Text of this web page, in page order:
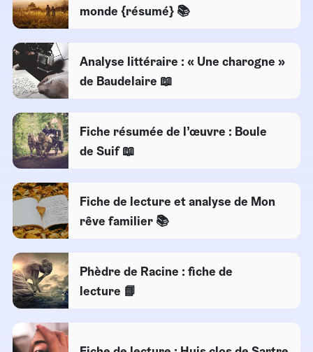
monde {résumé} 📚
Analyse littéraire : « Une charogne »
de Baudelaire 📖
Fiche résumée de l’œuvre : Boule
de Suif 📖
Fiche de lecture et analyse de Mon
rêve familier 📚
Phèdre de Racine : fiche de
lecture 📘​